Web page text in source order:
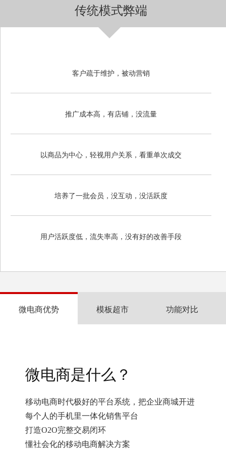
传统模式弊端
客户疏于维护，被动营销
推广成本高，有店铺，没流量
以商品为中心，轻视用户关系，看重单次成交
培养了一批会员，没互动，没活跃度
用户活跃度低，流失率高，没有好的改善手段
微电商优势 模板超市 功能对比
微电商是什么？
移动电商时代极好的平台系统，把企业商城开进
每个人的手机里一体化销售平台
打造O2O完整交易闭环
懂社会化的移动电商解决方案